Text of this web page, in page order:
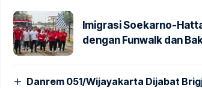
Imigrasi Soekarno-
dengan Funwalk dan
Danrem 051/Wijayakarta Dijabat